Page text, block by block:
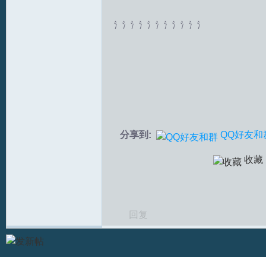
氵氵氵氵氵氵氵氵氵氵氵
分享到: QQ好友和
收藏
回复